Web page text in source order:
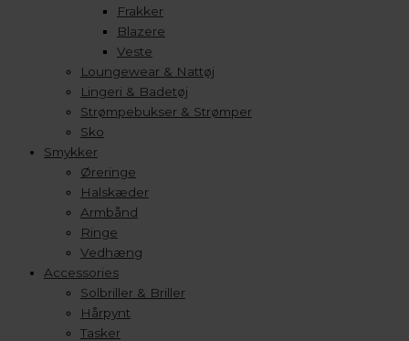
Frakker
Blazere
Veste
Loungewear & Nattøj
Lingeri & Badetøj
Strømpebukser & Strømper
Sko
Smykker
Øreringe
Halskæder
Armbånd
Ringe
Vedhæng
Accessories
Solbriller & Briller
Hårpynt
Tasker